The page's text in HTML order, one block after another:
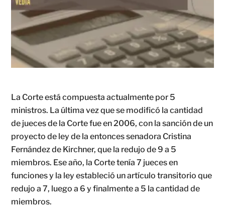
La Corte está compuesta actualmente por 5
ministros. La última vez que se modificó la cantidad
de jueces de la Corte fue en 2006, con la sanción de un
proyecto de ley de la entonces senadora Cristina
Fernández de Kirchner, que la redujo de 9 a 5
miembros. Ese año, la Corte tenía 7 jueces en
funciones y la ley estableció un artículo transitorio que
redujo a 7, luego a 6 y finalmente a 5 la cantidad de
miembros.